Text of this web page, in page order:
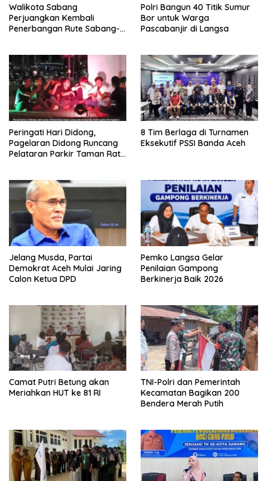
Walikota Sabang
Perjuangkan Kembali
Penerbangan Rute Sabang-
Polri Bangun 40 Titik Sumur
Bor untuk Warga
Pascabanjir di Langsa
Peringati Hari Didong,
Pagelaran Didong Runcang
Pelataran Parkir Taman Ratu
8 Tim Berlaga di Turnamen
Eksekutif PSSI Banda Aceh
Jelang Musda, Partai
Demokrat Aceh Mulai Jaring
Calon Ketua DPD
Pemko Langsa Gelar
Penilaian Gampong
Berkinerja Baik 2026
Camat Putri Betung akan
Meriahkan HUT ke 81 RI
TNI-Polri dan Pemerintah
Kecamatan Bagikan 200
Bendera Merah Putih